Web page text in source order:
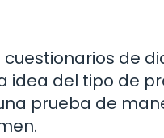
de
idea del tipo de
prueba de